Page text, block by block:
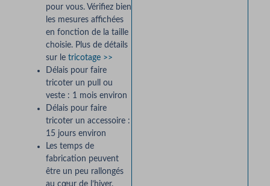
pour vous. Vérifiez bien
les mesures affichées
en fonction de la taille
choisie. Plus de détails
sur le tricotage >>
Délais pour faire
tricoter un pull ou
veste : 1 mois environ
Délais pour faire
tricoter un accessoire :
15 jours environ
Les temps de
fabrication peuvent
être un peu rallongés
au cœur de l’hiver.